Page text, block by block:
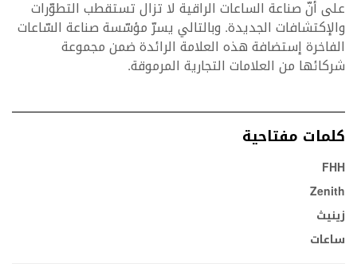
على أنّ صناعة الساعات الراقية لا تزال تستقطب التطوّرات
والإكتشافات الجديدة. وبالتالي يسرّ مؤسّسة صناعة السّاعات
الفاخرة إستضافة هذه العلامة الرائدة ضمن مجموعة
شركائها من العلامات التجارية المرموقة.
كلمات مفتاحية
FHH
Zenith
زينيث
ساعات